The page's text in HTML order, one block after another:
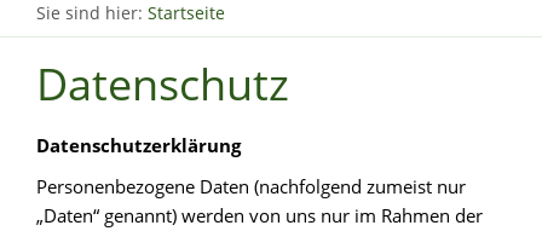
Sie sind hier: Startseite
Datenschutz
Datenschutzerklärung
Personenbezogene Daten (nachfolgend zumeist nur
„Daten“ genannt) werden von uns nur im Rahmen der